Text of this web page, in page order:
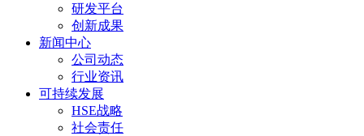
研发平台
创新成果
新闻中心
公司动态
行业资讯
可持续发展
HSE战略
社会责任